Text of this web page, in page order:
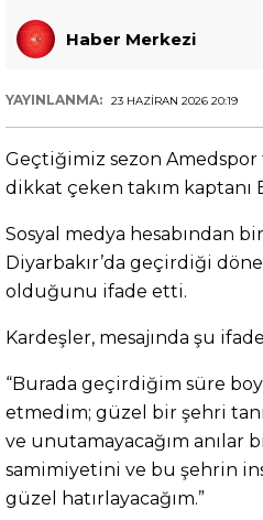
Haber Merkezi
YAYINLANMA: 23 HAZIRAN 2026 20:19
Geçtiğimiz sezon
dikkat çeken takım kaptanı
Sosyal medya hesabından
Diyarbakır’da geçirdiği
olduğunu ifade etti.
Kardeşler, mesajında şu
“Burada geçirdiğim süre
etmedim; güzel bir şehri
ve unutamayacağım anılar
samimiyetini ve bu şehrin
güzel hatırlayacağım.”